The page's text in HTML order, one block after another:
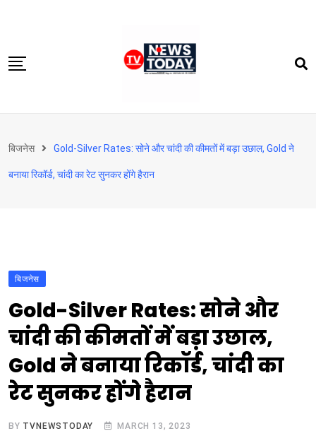
content
दिल्‍ली-एनसीआर
उत्तराखंड
बिजनेस
विदेश
बिजनेस Gold-Silver Rates: सोने और चांदी की कीमतों में बड़ा उछाल, Gold ने
बनाया रिकॉर्ड, चांदी का रेट सुनकर होंगे हैरान
बिजनेस
Gold-Silver Rates: सोने और
चांदी की कीमतों में बड़ा उछाल,
Gold ने बनाया रिकॉर्ड, चांदी का
रेट सुनकर होंगे हैरान
BY TVNEWSTODAY MARCH 13, 2023